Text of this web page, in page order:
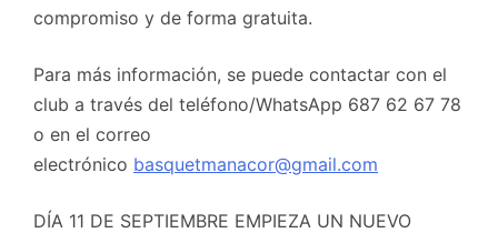
compromiso y de forma gratuita.
Para más información, se puede contactar con el
club a través del teléfono/WhatsApp 687 62 67 78
o en el correo
electrónico basquetmanacor@gmail.com
DÍA 11 DE SEPTIEMBRE EMPIEZA UN NUEVO